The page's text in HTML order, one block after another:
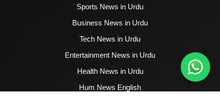
Sports News in Urdu
Business News in Urdu
Tech News in Urdu
Entertainment News in Urdu
Health News in Urdu
Hum News English